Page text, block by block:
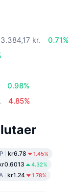
3.384,17 kr.
0.71%
0.98%
4.85%
kr6.78 1.45%
4.32%
kr1.24 1.78%